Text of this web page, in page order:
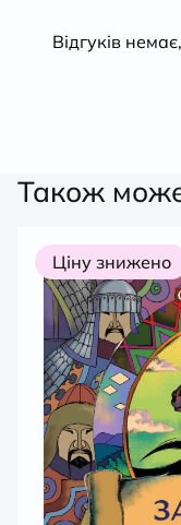
Відгуків
Також
Ціну знижено